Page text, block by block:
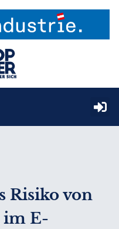
Risiko von
im E-